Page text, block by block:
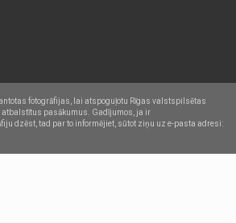
fotogrāfijas, lai atspoguļotu Rīgas valstspilsētas
pasākumus. Gadījumos, ja ir
dzēst, tad par to informējiet, sūtot ziņu uz e-pasta adresi: